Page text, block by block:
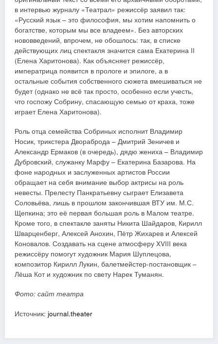
в интервью журналу «Театрал» режиссёр заявил так:
«Русский язык – это философия, мы хотим напомнить о
богатстве, которым мы все владеем». Без авторских
нововведений, впрочем, не обошлось: так, в списке
действующих лиц спектакля значится сама Екатерина II
(Елена Харитонова). Как объясняет режиссёр,
императрица появится в прологе и эпилоге, а в
остальные события собственного сюжета вмешиваться не
будет (однако не всё так просто, особенно если учесть,
что госпожу Собрину, спасающую семью от краха, тоже
играет Елена Харитонова).
Роль отца семейства Собриных исполнит Владимир
Носик, трикстера Двораброда – Дмитрий Зеничев и
Александр Ермаков (в очередь), дядю жениха – Владимир
Дубровский, служанку Марфу – Екатерина Базарова. На
фоне народных и заслуженных артистов России
обращает на себя внимание выбор актрисы на роль
невесты. Прелесту Панкратьевну сыграет Елизавета
Соловьёва, лишь в прошлом закончившая ВТУ им. М.С.
Щепкина; это её первая большая роль в Малом театре.
Кроме того, в спектакле заняты Никита Шайдаров, Кирилл
Шварценберг, Алексей Анохин, Пётр Жихарев и Алексей
Коновалов. Создавать на сцене атмосферу XVIII века
режиссёру помогут художник Мария Шуплецова,
композитор Кирилл Лукин, балетмейстер-постановщик –
Лёша Кот и художник по свету Нарек Туманян.
Фото: сайт театра
Источник: journal.theater